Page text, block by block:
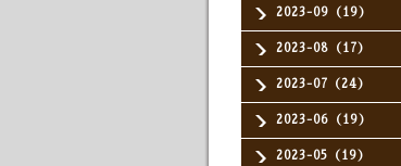
2023-09（19）
2023-08（17）
2023-07（24）
2023-06（19）
2023-05（19）